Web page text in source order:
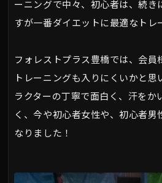
ーニングで中々、初心者は、続き
すが一番ダイエットに最適なトレ
フォレストプラス豊橋では、会員
トレーニングも入りにくいかと思
ラクターの丁寧で面白く、汗をか
く、今や初心者女性や、初心者男
なりました！